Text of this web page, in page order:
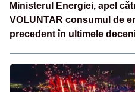
Ministerul Energiei, apel
VOLUNTAR consumul de
precedent în ultimele